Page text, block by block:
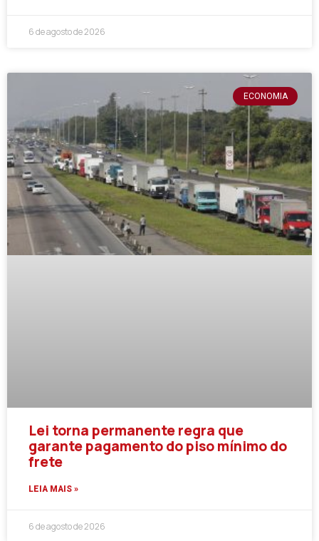
6 de agosto de 2026
ECONOMIA
Lei torna permanente regra que
garante pagamento do piso mínimo do
frete
LEIA MAIS »
6 de agosto de 2026